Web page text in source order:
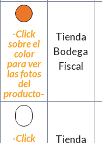
-Click
sobre el
color
para ver
las fotos
del
producto-
Tienda
Bodega
Fiscal
-Click
Tienda